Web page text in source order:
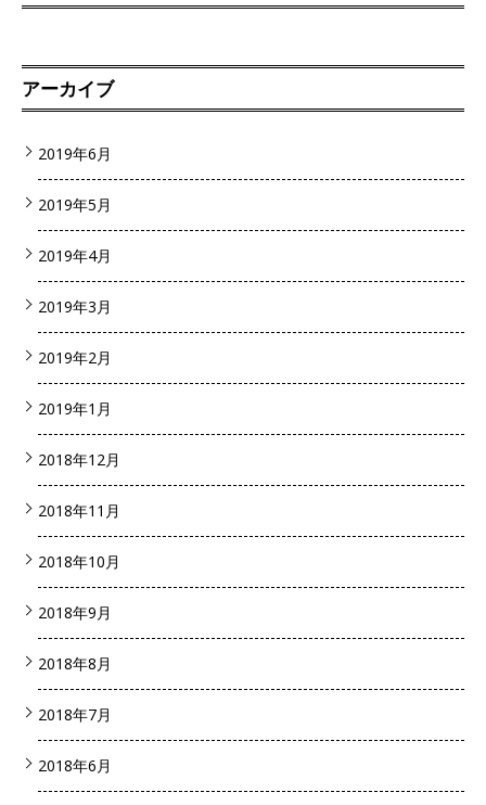
アーカイブ
2019年6月
2019年5月
2019年4月
2019年3月
2019年2月
2019年1月
2018年12月
2018年11月
2018年10月
2018年9月
2018年8月
2018年7月
2018年6月